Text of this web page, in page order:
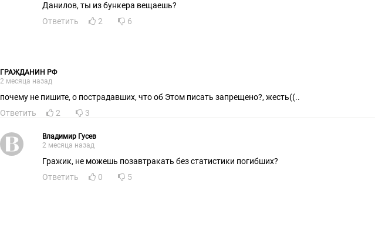
Данилов, ты из бункера вещаешь?
Ответить
2 6
ГРАЖДАНИН РФ
2 месяца назад
почему не пишите, о пострадавших, что об Этом писать запрещено?, жесть((..
Ответить
2 3
Владимир Гусев
2 месяца назад
Гражик, не можешь позавтракать без статистики погибших?
Ответить
0 5